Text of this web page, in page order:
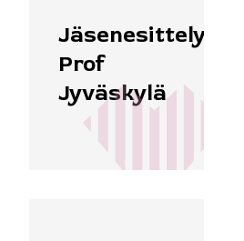
Jäsenesittely:
Prof
Jyväskylä